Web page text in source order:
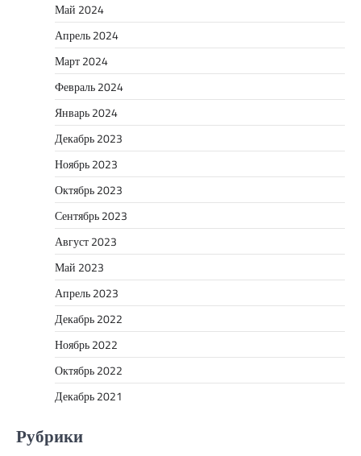
Май 2024
Апрель 2024
Март 2024
Февраль 2024
Январь 2024
Декабрь 2023
Ноябрь 2023
Октябрь 2023
Сентябрь 2023
Август 2023
Май 2023
Апрель 2023
Декабрь 2022
Ноябрь 2022
Октябрь 2022
Декабрь 2021
Рубрики